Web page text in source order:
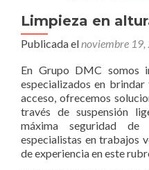
Limpieza en
Publicada elnoviembre 19,
En Grupo DMC somos
especializados en
acceso, ofrecemos
través de suspensión
máxima seguridad
especialistas en trabajos
de experiencia en este